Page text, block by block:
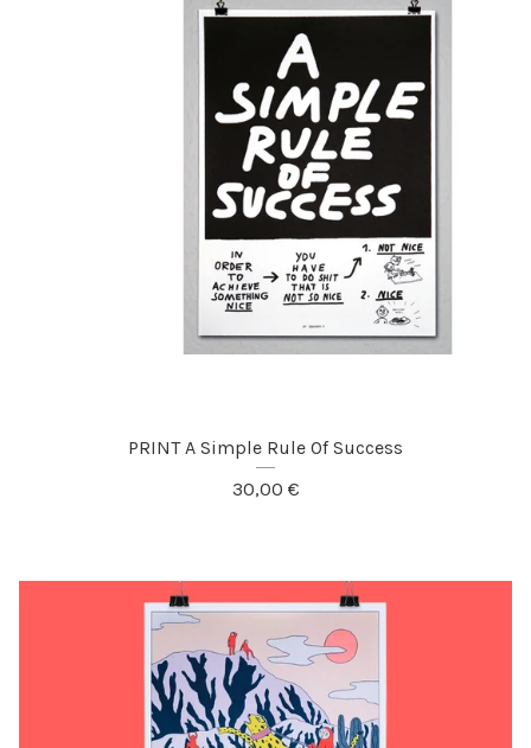
PRINT A Simple Rule Of Success
30,00 €